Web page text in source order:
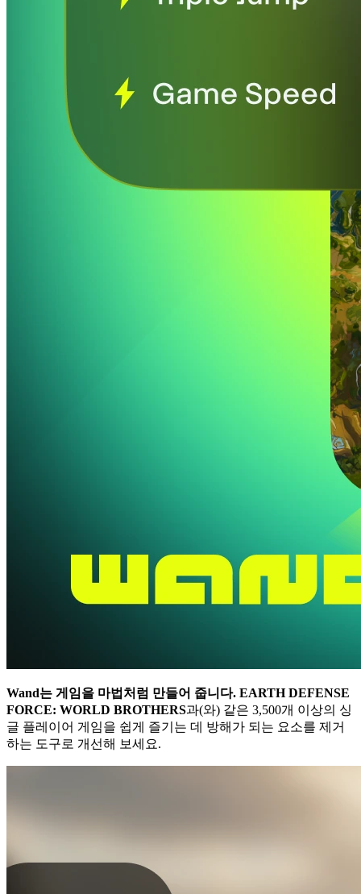
Wand는 게임을 마법처럼 만들어 줍니다. EARTH DEFENSE
FORCE: WORLD BROTHERS과(와) 같은 3,500개 이상의 싱
글 플레이어 게임을 쉽게 즐기는 데 방해가 되는 요소를 제거
하는 도구로 개선해 보세요.